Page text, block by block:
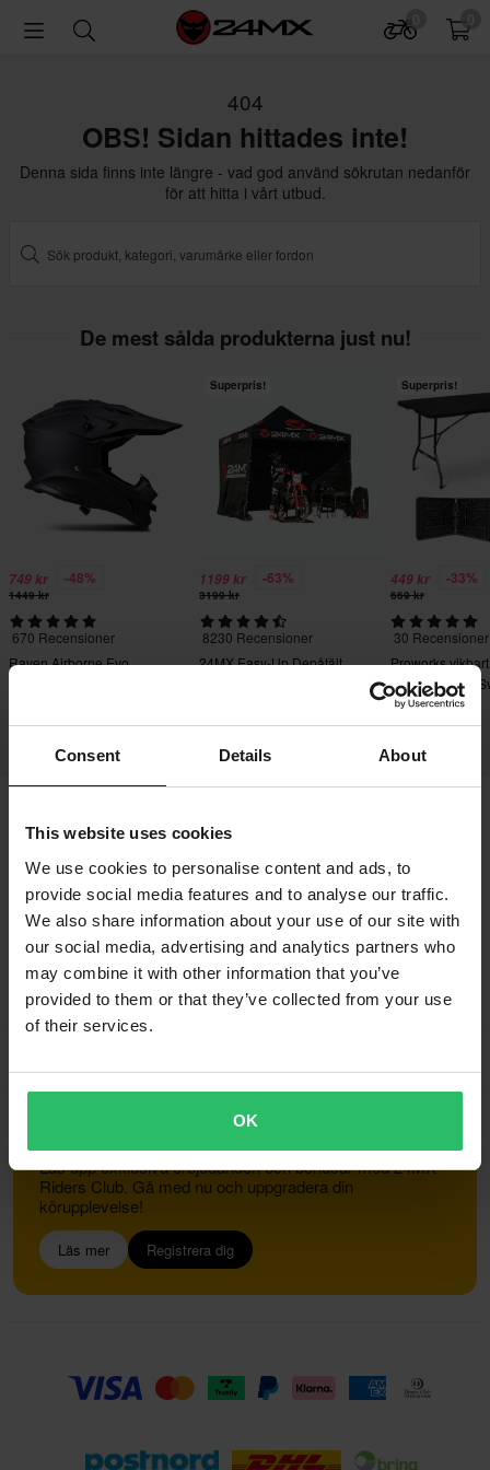
Consent Details About
This website uses cookies
We use cookies to personalise content and ads, to
provide social media features and to analyse our traffic.
We also share information about your use of our site with
our social media, advertising and analytics partners who
may combine it with other information that you’ve
provided to them or that they’ve collected from your use
of their services.
OK
404
OBS! Sidan hittades inte!
Denna sida finns inte längre - vad god använd sökrutan nedanför
för att hitta i vårt utbud.
De mest sålda produkterna just nu!
749 kr -48%
1449 kr
670 Recensioner
Raven Airborne Evo
Superpris!
1199 kr -63%
3199 kr
8230 Recensioner
24MX Easy-Up Depåtält
Superpris!
449 kr -33%
669 kr
30 Recensioner
Proworks
180x70x74cm
Frakt & Leverans
Integritetspolicy
Returer
Ångerrätt
Orderstatus
Reklamationer & Klagomål
Information om återvinning
Om 24mx.se
Lediga jobb
Försäkran om överensstämmelse
Gå med i 24MX Riders Club
Lås upp exklusiva erbjudanden och bonusar med 24MX
Riders Club. Gå med nu och uppgradera din
körupplevelse!
Läs mer Registrera dig